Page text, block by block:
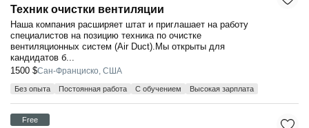
Техник очистки вентиляции
Наша компания расширяет штат и приглашает на работу
специалистов на позицию техника по очистке
вентиляционных систем (Air Duct).Мы открыты для
кандидатов б...
1500 $Сан-Франциско, США
Без опыта Постоянная работа С обучением Высокая зарплата
Free